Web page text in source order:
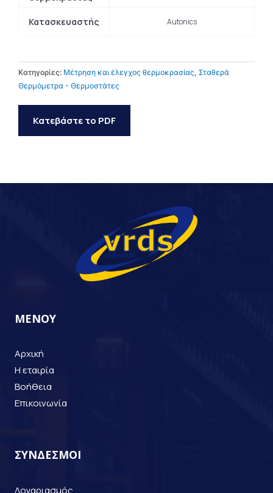
Κατασκευαστής Autonics
Κατηγορίες: Μέτρηση και έλεγχος θερμοκρασίας, Σταθερά
Θερμόμετρα - Θερμοστάτες
Κατεβάστε το PDF
ΜΕΝΟΥ
Αρχική
Η εταιρία
Βοήθεια
Επικοινωνία
ΣΥΝΔΕΣΜΟΙ
Λογαριασμός